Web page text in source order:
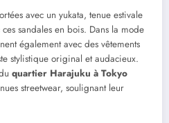
avec un yukata, tenue estivale
sandales en bois. Dans la mode
également avec des vêtements
stylistique original et audacieux.
quartier Harajuku à Tokyo
streetwear, soulignant leur